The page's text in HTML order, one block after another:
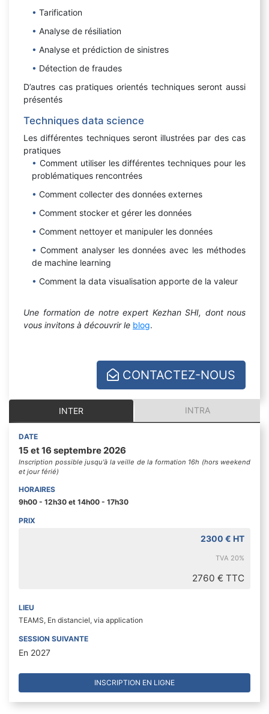
Tarification
Analyse de résiliation
Analyse et prédiction de sinistres
Détection de fraudes
D’autres cas pratiques orientés techniques seront aussi
présentés
Techniques data science
Les différentes techniques seront illustrées par des cas
pratiques
Comment utiliser les différentes techniques pour les
problématiques rencontrées
Comment collecter des données externes
Comment stocker et gérer les données
Comment nettoyer et manipuler les données
Comment analyser les données avec les méthodes
de machine learning
Comment la data visualisation apporte de la valeur
Une formation de notre expert Kezhan SHI, dont nous
vous invitons à découvrir le blog.
CONTACTEZ-NOUS
INTER INTRA
DATE
15 et 16 septembre 2026
Inscription possible jusqu'à la veille de la formation 16h (hors weekend
et jour férié)
HORAIRES
9h00 - 12h30 et 14h00 - 17h30
PRIX
2300 € HT
TVA 20%
2760 € TTC
LIEU
TEAMS, En distanciel, via application
SESSION SUIVANTE
En 2027
INSCRIPTION EN LIGNE